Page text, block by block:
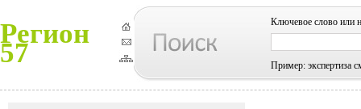
Регион
57
Ключевое слово или
Пример: экспертиза